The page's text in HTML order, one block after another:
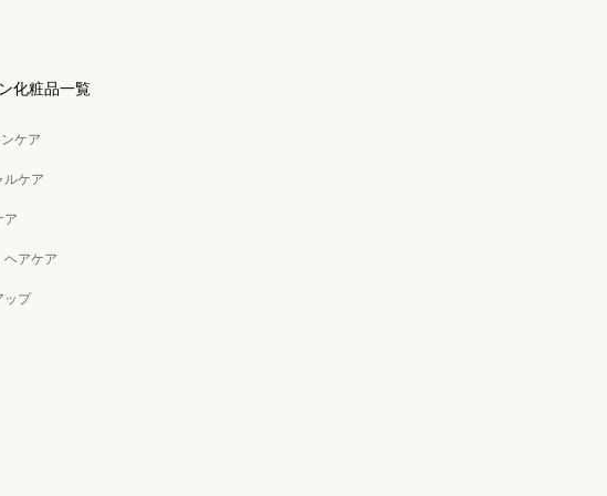
化粧品一覧
ケア
ルケア
ア
ヘアケア
ップ